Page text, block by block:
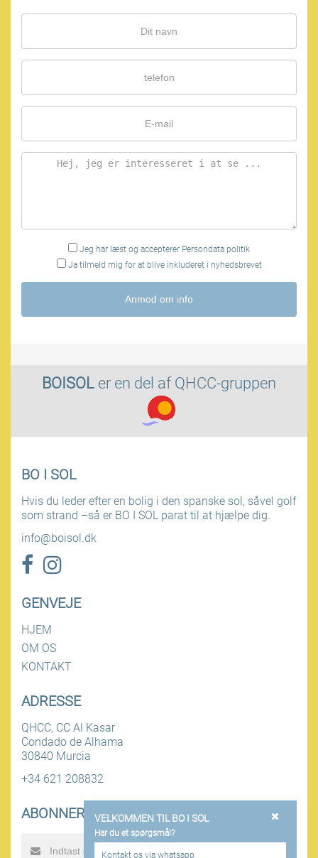
Jeg har læst og accepterer Persondata politik
Ja tilmeld mig for at blive inkluderet i nyhedsbrevet
Anmod om info
BOISOL er en del af QHCC-gruppen
VELKOMMEN TIL BO I SOL
Har du et spørgsmål?
Kontakt os via whatsapp
BO I SOL
Hvis du leder efter en bolig i den spanske sol, såvel golf
som strand –så er BO I SOL parat til at hjælpe dig.
info@boisol.dk
GENVEJE
HJEM
OM OS
KONTAKT
ADRESSE
QHCC, CC Al Kasar
Condado de Alhama
30840 Murcia
+34 621 208832
ABONNER PÅ NYHEDSBREV